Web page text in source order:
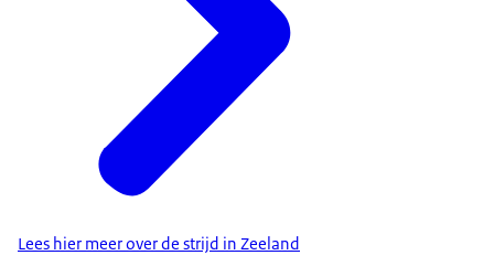
Lees hier meer over de strijd in Zeeland